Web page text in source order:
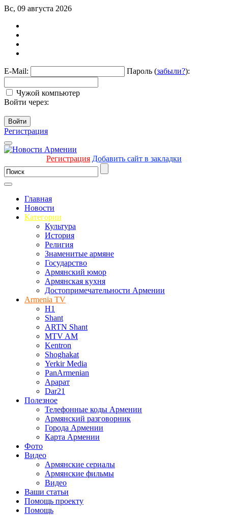
Вс, 09 августа 2026
E-Mail: Пароль (забыли?):
Чужой компьютер
Войти через:
Войти
Регистрация
Регистрация Добавить сайт в закладки
Главная
Новости
Категории
Культура
История
Религия
Знаменитые армяне
Государство
Армянский юмор
Армянская кухня
Достопримечательности Армении
Armenia TV
H1
Shant
ARTN Shant
MTV AM
Kentron
Shoghakat
Yerkir Media
PanArmenian
Арарат
Dar21
Полезное
Телефонные коды Армении
Армянский разговорник
Города Армении
Карта Армении
Фото
Видео
Армянские сериалы
Армянские фильмы
Видео
Ваши статьи
Помощь проекту
Помощь